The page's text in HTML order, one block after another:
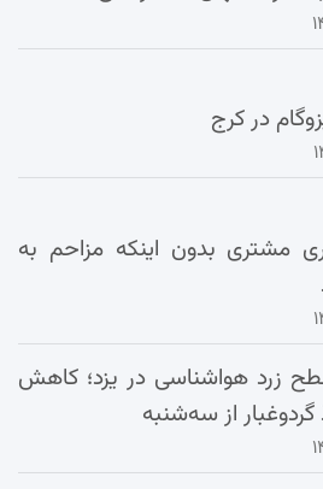
در کرج
مشتری بدون اینکه مزاحم به
زرد هواشناسی در یزد؛ کاهش
گردوغبار از سه‌شنبه